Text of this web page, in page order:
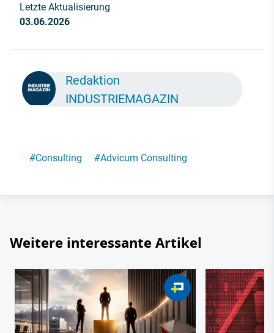
Letzte Aktualisierung
03.06.2026
Redaktion
INDUSTRIEMAGAZIN
#Consulting #Advicum Consulting
Weitere interessante Artikel